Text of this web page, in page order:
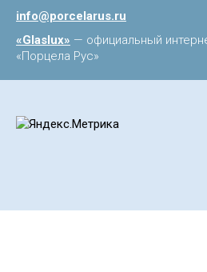
info@porcelarus.ru
«Glaslux» — официальный
«Порцела Рус»